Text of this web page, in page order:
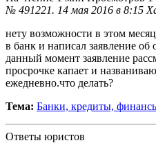
№ 491221. 14 мая 2016 в 8:15
нету возможности в этом
в банк и написал заявление об
данный момент заявление
просрочке капает и
ежедневно.что делать?
Тема: Банки, кредиты,
Ответы юристов